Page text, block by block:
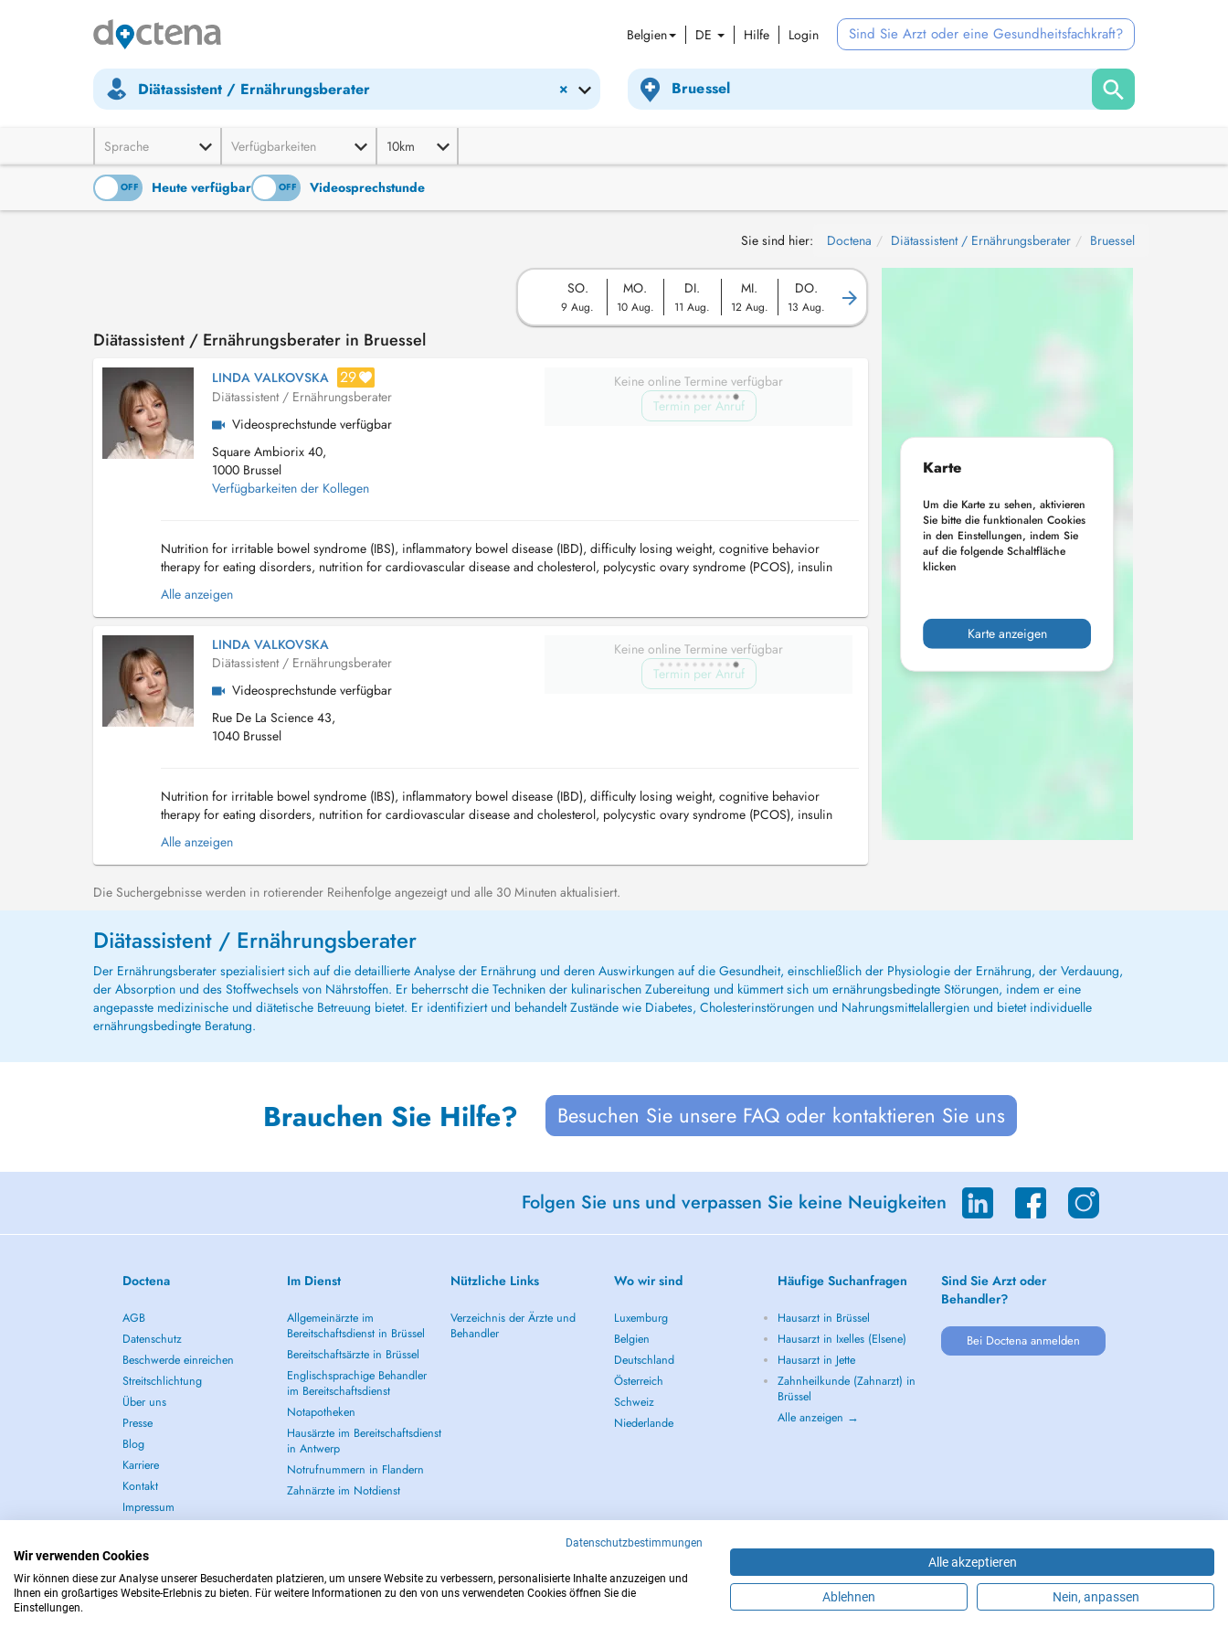
Belgien DE Hilfe Login Sind Sie Arzt oder eine Gesundheitsfachkraft?
×
Diätassistent / Ernährungsberater
Sprache Verfügbarkeiten 10km
OFF Heute verfügbar
ON OFF Videosprechstunde
Sie sind hier: Doctena Diätassistent / Ernährungsberater Bruessel
SO.
9 Aug.
MO.
10 Aug.
DI.
11 Aug.
MI.
12 Aug.
DO.
13 Aug.
Diätassistent / Ernährungsberater in Bruessel
LINDA VALKOVSKA 29
Diätassistent / Ernährungsberater
Videosprechstunde verfügbar
Square Ambiorix 40,
1000 Brussel
Verfügbarkeiten der Kollegen
Keine online Termine verfügbar
Termin per Anruf
Nutrition for irritable bowel syndrome (IBS), inflammatory bowel disease (IBD), difficulty losing weight, cognitive behavior
therapy for eating disorders, nutrition for cardiovascular disease and cholesterol, polycystic ovary syndrome (PCOS), insulin
resistance and metabolic syndrome, hypothyroidism...
Alle anzeigen
LINDA VALKOVSKA
Diätassistent / Ernährungsberater
Videosprechstunde verfügbar
Rue De La Science 43,
1040 Brussel
Keine online Termine verfügbar
Termin per Anruf
Nutrition for irritable bowel syndrome (IBS), inflammatory bowel disease (IBD), difficulty losing weight, cognitive behavior
therapy for eating disorders, nutrition for cardiovascular disease and cholesterol, polycystic ovary syndrome (PCOS), insulin
resistance and metabolic syndrome, hypothyroidism...
Alle anzeigen
Die Suchergebnisse werden in rotierender Reihenfolge angezeigt und alle 30 Minuten aktualisiert.
Karte
Um die Karte zu sehen, aktivieren
Sie bitte die funktionalen Cookies
in den Einstellungen, indem Sie
auf die folgende Schaltfläche
klicken
Karte anzeigen
Diätassistent / Ernährungsberater
Der Ernährungsberater spezialisiert sich auf die detaillierte Analyse der Ernährung und deren Auswirkungen auf die Gesundheit, einschließlich der Physiologie der Ernährung, der Verdauung,
der Absorption und des Stoffwechsels von Nährstoffen. Er beherrscht die Techniken der kulinarischen Zubereitung und kümmert sich um ernährungsbedingte Störungen, indem er eine
angepasste medizinische und diätetische Betreuung bietet. Er identifiziert und behandelt Zustände wie Diabetes, Cholesterinstörungen und Nahrungsmittelallergien und bietet individuelle
ernährungsbedingte Beratung.
Brauchen Sie Hilfe? Besuchen Sie unsere FAQ oder kontaktieren Sie uns
Folgen Sie uns und verpassen Sie keine Neuigkeiten
Doctena
AGB
Datenschutz
Beschwerde einreichen
Streitschlichtung
Über uns
Presse
Blog
Karriere
Kontakt
Impressum
Im Dienst
Allgemeinärzte im
Bereitschaftsdienst in Brüssel
Bereitschaftsärzte in Brüssel
Englischsprachige Behandler
im Bereitschaftsdienst
Notapotheken
Hausärzte im Bereitschaftsdienst
in Antwerp
Notrufnummern in Flandern
Zahnärzte im Notdienst
Nützliche Links
Verzeichnis der Ärzte und
Behandler
Wo wir sind
Luxemburg
Belgien
Deutschland
Österreich
Schweiz
Niederlande
Häufige Suchanfragen
Hausarzt in Brüssel
Hausarzt in Ixelles (Elsene)
Hausarzt in Jette
Zahnheilkunde (Zahnarzt) in
Brüssel
Alle anzeigen →
Sind Sie Arzt oder
Behandler?
Bei Doctena anmelden
Copyright © 2026 - DOCTENA BELGIUM S.P.R.L./B.V.B.A. 37 Square de Meeûs 1000 Bruxelles
Datenschutzbestimmungen
Wir verwenden Cookies
Wir können diese zur Analyse unserer Besucherdaten platzieren, um unsere Website zu verbessern, personalisierte Inhalte anzuzeigen und
Ihnen ein großartiges Website-Erlebnis zu bieten. Für weitere Informationen zu den von uns verwendeten Cookies öffnen Sie die
Einstellungen.
Alle akzeptieren
Ablehnen Nein, anpassen